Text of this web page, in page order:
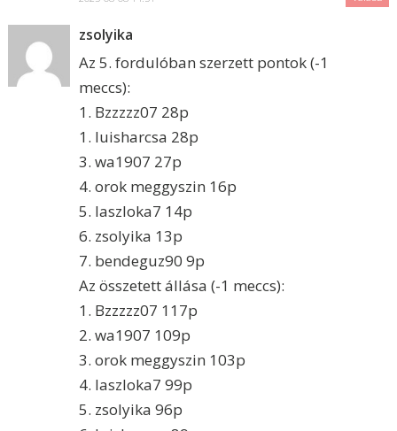
zsolyika
Az 5. fordulóban szerzett pontok (-1
meccs):
1. Bzzzzz07 28p
1. luisharcsa 28p
3. wa1907 27p
4. orok meggyszin 16p
5. laszloka7 14p
6. zsolyika 13p
7. bendeguz90 9p
Az összetett állása (-1 meccs):
1. Bzzzzz07 117p
2. wa1907 109p
3. orok meggyszin 103p
4. laszloka7 99p
5. zsolyika 96p